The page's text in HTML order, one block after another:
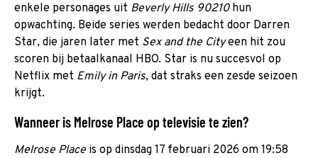
enkele personages uit Beverly Hills 90210hun
opwachting. Beide series werden bedacht door Darren
Star, die jaren later met Sex and the Cityeen hit zou
scoren bij betaalkanaal HBO. Star is nu succesvol op
Netflix met Emily in Paris, dat straks een zesde seizoen
krijgt.
Wanneer is Melrose Place op televisie te zien?
Melrose Placeis op dinsdag 17 februari 2026 om 19:58